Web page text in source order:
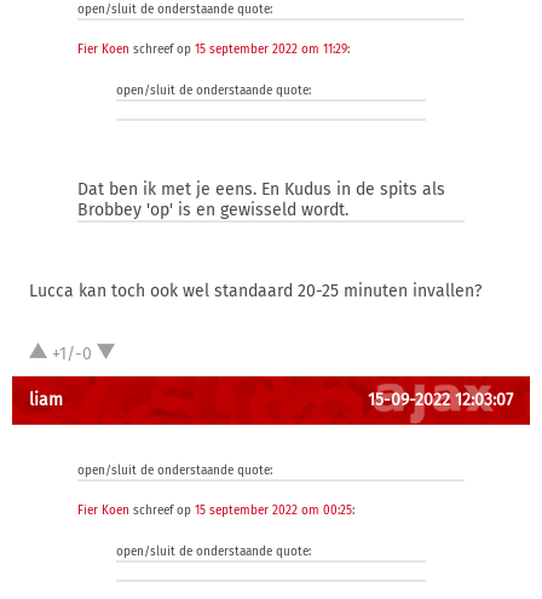
open/sluit de onderstaande quote:
Fier Koen schreef op 15 september 2022 om 11:29:
open/sluit de onderstaande quote:
Dat ben ik met je eens. En Kudus in de spits als
Brobbey 'op' is en gewisseld wordt.
Lucca kan toch ook wel standaard 20-25 minuten invallen?
+1/-0
liam 15-09-2022 12:03:07
open/sluit de onderstaande quote:
Fier Koen schreef op 15 september 2022 om 00:25:
open/sluit de onderstaande quote: